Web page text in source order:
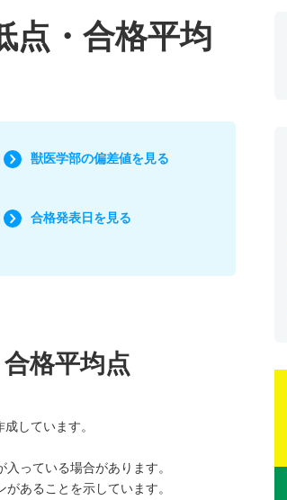
点・合格平均
獣医学部の偏差値を見る
合格発表日を見る
格平均点
しています。
っている場合があります。
あることを示しています。